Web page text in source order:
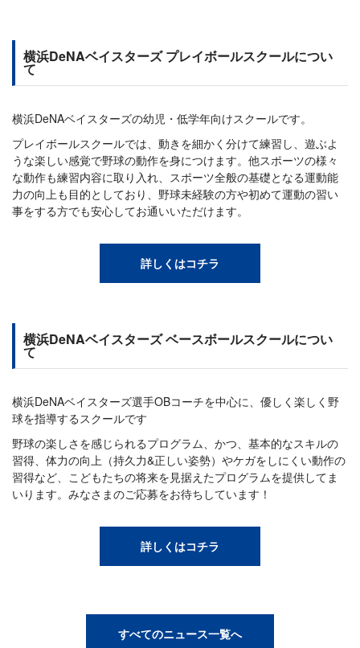
横浜DeNAベイスターズ プレイボールスクールについ
て
横浜DeNAベイスターズの幼児・低学年向けスクールです。
プレイボールスクールでは、動きを細かく分けて練習し、遊ぶよ
うな楽しい感覚で野球の動作を身につけます。他スポーツの様々
な動作も練習内容に取り入れ、スポーツ全般の基礎となる運動能
力の向上も目的としており、野球未経験の方や初めて運動の習い
事をする方でも安心してお通いいただけます。
詳しくはコチラ
横浜DeNAベイスターズ ベースボールスクールについ
て
横浜DeNAベイスターズ選手OBコーチを中心に、優しく楽しく野
球を指導するスクールです
野球の楽しさを感じられるプログラム、かつ、基本的なスキルの
習得、体力の向上（持久力&正しい姿勢）やケガをしにくい動作の
習得など、こどもたちの将来を見据えたプログラムを提供してま
いります。みなさまのご応募をお待ちしています！
詳しくはコチラ
すべてのニュース一覧へ